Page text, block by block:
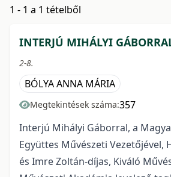
1 - 1 a 1 tételből
INTERJÚ MIHÁLYI
2-8.
BÓLYA ANNA MÁRIA
Megtekintések száma:357
Interjú Mihályi Gáborral, a
Együttes Művészeti Vezetőjével,
és Imre Zoltán-díjas, Kiváló